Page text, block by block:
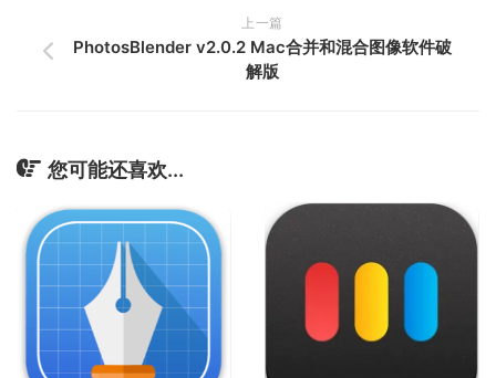
上一篇
PhotosBlender v2.0.2 Mac合并和混合图像软件破
解版
您可能还喜欢...